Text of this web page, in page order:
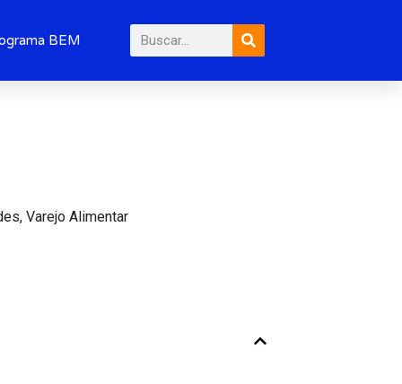
BEM Pesquisar
, Varejo Alimentar